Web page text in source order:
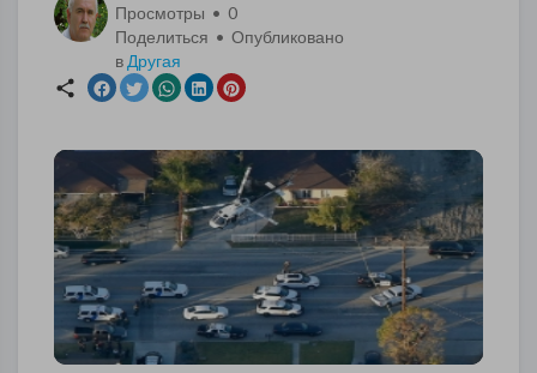
Просмотры • 0
Поделиться • Опубликовано
в Другая